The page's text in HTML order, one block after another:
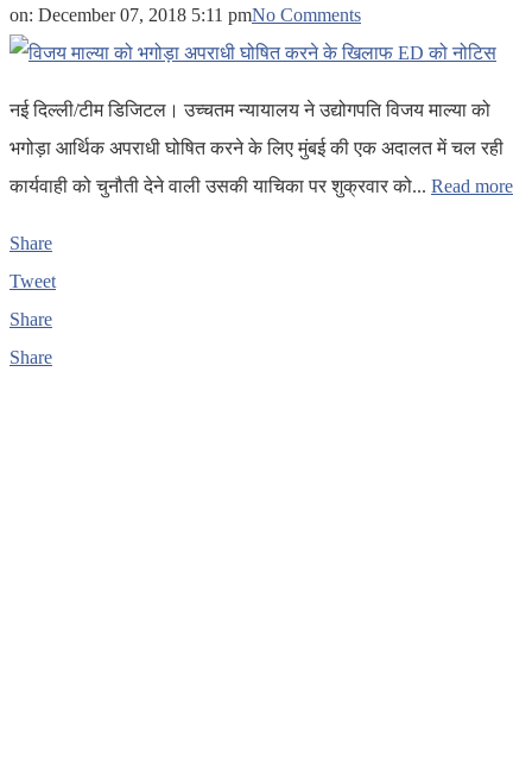
on: December 07, 2018 5:11 pmNo Comments
नई दिल्ली/टीम डिजिटल। उच्चतम न्यायालय ने उद्योगपति विजय माल्या को
भगोड़ा आर्थिक अपराधी घोषित करने के लिए मुंबई की एक अदालत में चल रही
कार्यवाही को चुनौती देने वाली उसकी याचिका पर शुक्रवार को... Read more
Share
Tweet
Share
Share